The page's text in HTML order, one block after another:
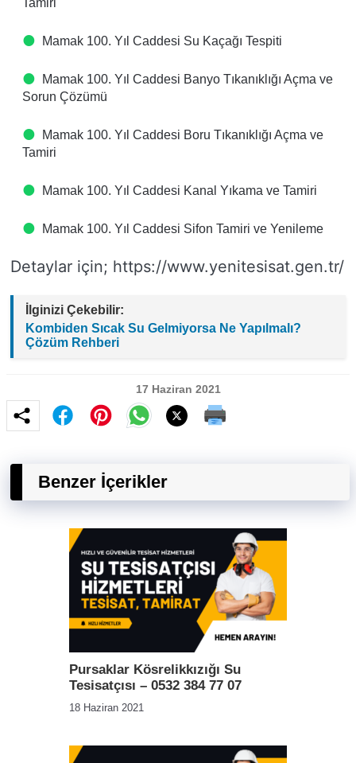
Tamiri
Mamak 100. Yıl Caddesi Su Kaçağı Tespiti
Mamak 100. Yıl Caddesi Banyo Tıkanıklığı Açma ve
Sorun Çözümü
Mamak 100. Yıl Caddesi Boru Tıkanıklığı Açma ve
Tamiri
Mamak 100. Yıl Caddesi Kanal Yıkama ve Tamiri
Mamak 100. Yıl Caddesi Sifon Tamiri ve Yenileme
Detaylar için; https://www.yenitesisat.gen.tr/
İlginizi Çekebilir:
Kombiden Sıcak Su Gelmiyorsa Ne Yapılmalı?
Çözüm Rehberi
17 Haziran 2021
Benzer İçerikler
Pursaklar Kösrelikkızığı Su
Tesisatçısı – 0532 384 77 07
18 Haziran 2021